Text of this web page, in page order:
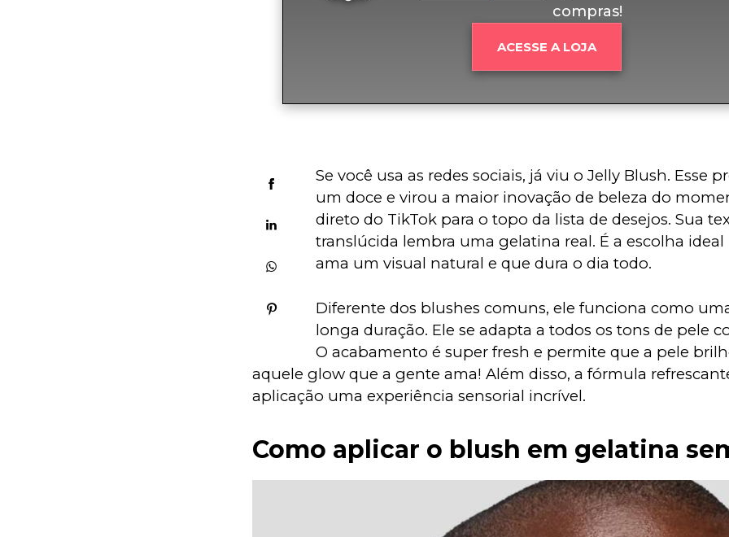
compras!
ACESSE A LOJA
Se você usa as redes sociais, já viu o Jelly Blush. Esse
um doce e virou a maior inovação de beleza do
direto do TikTok para o topo da lista de desejos. Sua
translúcida lembra uma gelatina real. É a escolha
ama um visual natural e que dura o dia todo.
Diferente dos blushes comuns, ele funciona como
longa duração. Ele se adapta a todos os tons de pele
O acabamento é super fresh e permite que a pele
aquele glow que a gente ama! Além disso, a fórmula
aplicação uma experiência sensorial incrível.
Como aplicar o blush em gelatina